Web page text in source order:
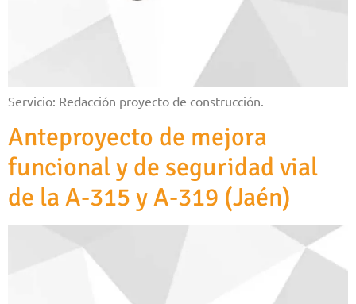
Servicio: Redacción proyecto de construcción.
Anteproyecto de mejora
funcional y de seguridad vial
de la A-315 y A-319 (Jaén)